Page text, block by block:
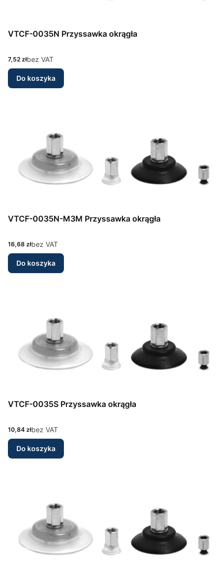
VTCF-0035N Przyssawka okrągła
Cena
7,52 złbez VAT
Do koszyka
VTCF-0035N-M3M Przyssawka okrągła
Cena
16,68 złbez VAT
Do koszyka
VTCF-0035S Przyssawka okrągła
Cena
10,84 złbez VAT
Do koszyka